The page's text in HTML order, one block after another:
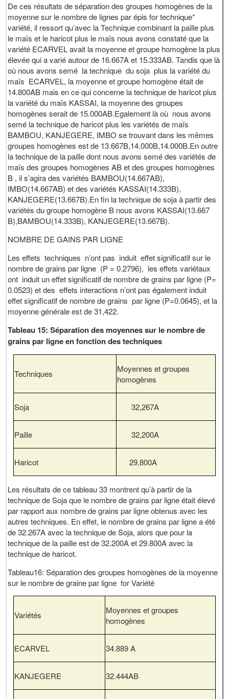
De ces résultats de séparation des groupes homogènes de la
moyenne sur le nombre de lignes par épis for technique*
variété, il ressort qu’avec la Technique combinant la paille plus
le maïs et le haricot plus le maïs nous avons constaté que la
variété ECARVEL avait la moyenne et groupe homogène la plus
élevée qui a varié autour de 16.667A et 15.333AB. Tandis que là
où nous avons semé la technique du soja plus la variété du
maïs ECARVEL, la moyenne et groupe homogène était de
14.800AB mais en ce qui concerne la technique de haricot plus
la variété du maïs KASSAI, la moyenne des groupes
homogènes serait de 15.000AB.Egalement là où nous avons
semé la technique de haricot plus les variétés de maïs
BAMBOU, KANJEGERE, IMBO se trouvant dans les mêmes
groupes homogènes est de 13.667B,14.000B,14.000B.En outre
la technique de la paille dont nous avons semé des variétés de
maïs des groupes homogènes AB et des groupes homogènes
B , il s’agira des variétés BAMBOU(14.667AB),
IMBO(14.667AB) et des variétés KASSAI(14.333B),
KANJEGERE(13.667B).En fin la technique de soja à partir des
variétés du groupe homogène B nous avons KASSAI(13.667
B),BAMBOU(14.333B), KANJEGERE(13.667B).
NOMBRE DE GAINS PAR LIGNE
Les effets techniques n’ont pas induit effet significatif sur le
nombre de grains par ligne (P = 0.2796), les effets variétaux
ont induit un effet significatif de nombre de grains par ligne (P=
0.0523) et des effets interactions n’ont pas également induit
effet significatif de nombre de grains par ligne (P=0.0645), et la
moyenne générale est de 31,422.
Tableau 15: Séparation des moyennes sur le nombre de
grains par ligne en fonction des techniques
Techniques
Moyennes et groupes
homogènes
Soja 32,267A
Paille 32,200A
Haricot 29,800A
Les résultats de ce tableau 33 montrent qu’à partir de la
technique de Soja que le nombre de grains par ligne était élevé
par rapport aux nombre de grains par ligne obtenus avec les
autres techniques. En effet, le nombre de grains par ligne a été
de 32.267A avec la technique de Soja, alors que pour la
technique de la paille est de 32.200A et 29.800A avec la
technique de haricot.
Tableau16: Séparation des groupes homogènes de la moyenne
sur le nombre de graine par ligne for Variété
Variétés
Moyennes et groupes
homogènes
ECARVEL 34.889 A
KANJEGERE 32.444AB